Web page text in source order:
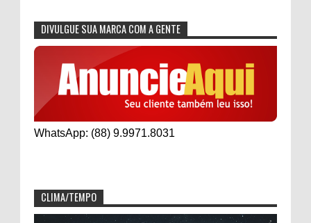
DIVULGUE SUA MARCA COM A GENTE
WhatsApp: (88) 9.9971.8031
CLIMA/TEMPO